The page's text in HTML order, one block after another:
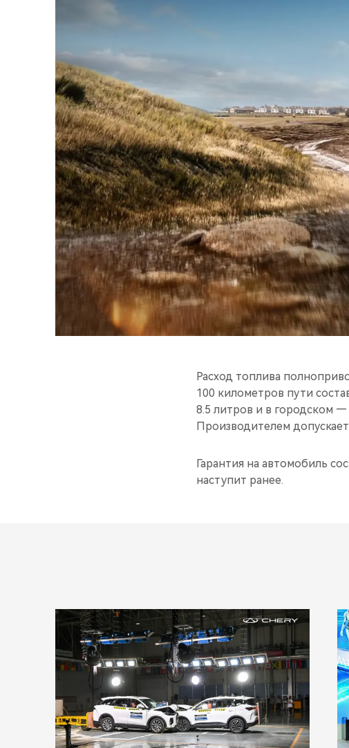
Расход топлива
100 километров пути
8.5 литров и в городском —
Производителем
Гарантия на автомобиль
наступит ранее.